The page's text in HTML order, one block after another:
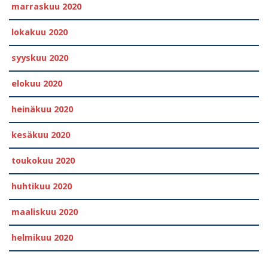
marraskuu 2020
lokakuu 2020
syyskuu 2020
elokuu 2020
heinäkuu 2020
kesäkuu 2020
toukokuu 2020
huhtikuu 2020
maaliskuu 2020
helmikuu 2020